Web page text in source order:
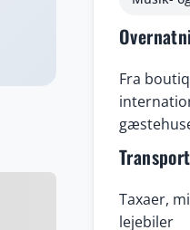
Fra
Taxaer,
lejebiler